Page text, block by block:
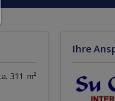
311 m²
Ihre